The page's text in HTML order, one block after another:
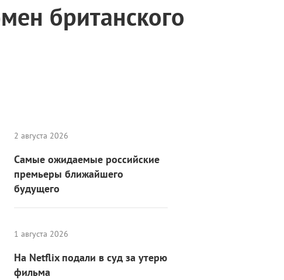
британского
2 августа 2026
Самые ожидаемые российские
премьеры ближайшего
будущего
1 августа 2026
На Netflix подали в суд за утерю
фильма